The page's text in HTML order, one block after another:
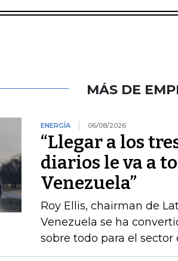
MÁS DE
ENERGÍA 06/08/2026
“Llegar a los
diarios le va a
Venezuela”
Roy Ellis, chairman de
Venezuela se ha
sobre todo para el sector